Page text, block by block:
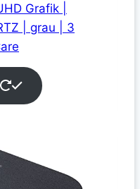
Grafik |
| grau | 3